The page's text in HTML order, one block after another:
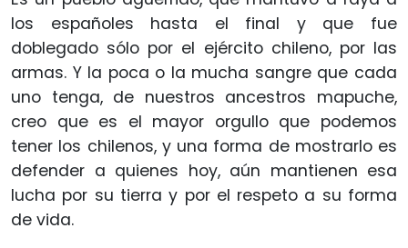
los españoles hasta el final y que fue
doblegado sólo por el ejército chileno, por las
armas. Y la poca o la mucha sangre que cada
uno tenga, de nuestros ancestros mapuche,
creo que es el mayor orgullo que podemos
tener los chilenos, y una forma de mostrarlo es
defender a quienes hoy, aún mantienen esa
lucha por su tierra y por el respeto a su forma
de vida.